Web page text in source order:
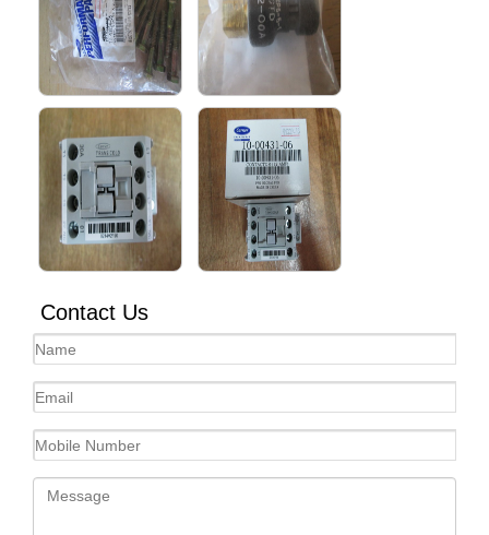
Contact Us